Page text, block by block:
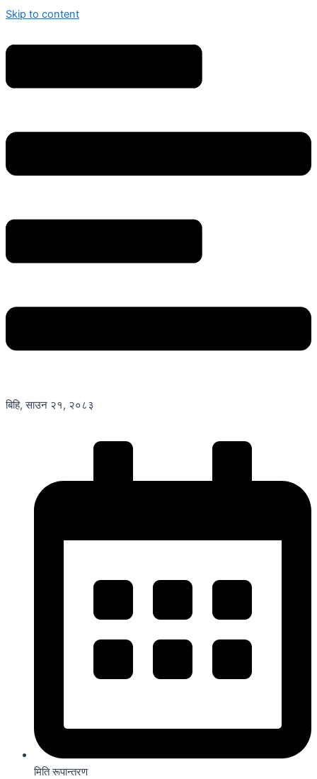
Skip to content
बिहि, साउन २१, २०८३
मिति रूपान्तरण